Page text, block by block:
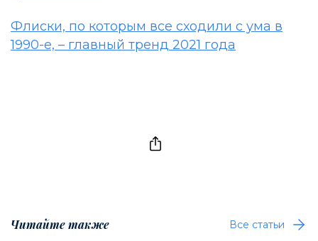
Флиски, по которым все сходили с ума в
1990-е, – главный тренд 2021 года
Читайте также Все статьи